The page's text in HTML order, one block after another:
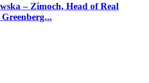
– Zimoch, Head of Real